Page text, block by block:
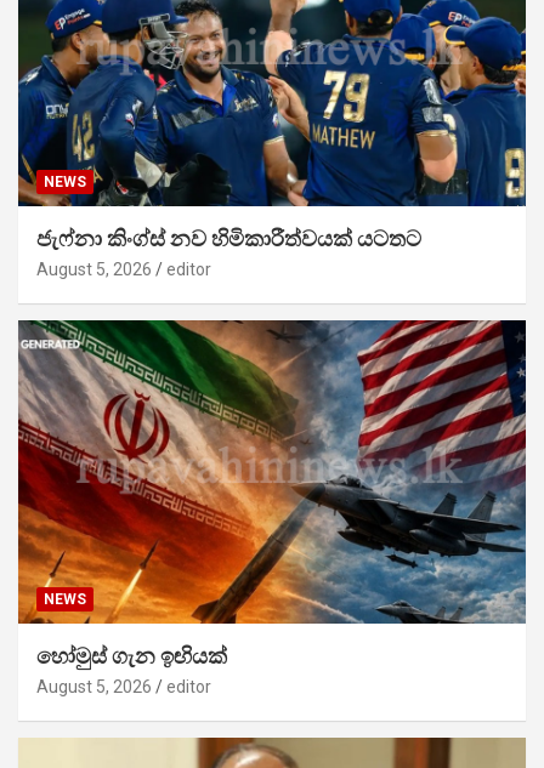
NEWS
ජැෆ්නා කිංග්ස් නව හිමිකාරීත්වයක් යටතට
August 5, 2026 editor
NEWS
හෝමුස් ගැන ඉඟියක්
August 5, 2026 editor